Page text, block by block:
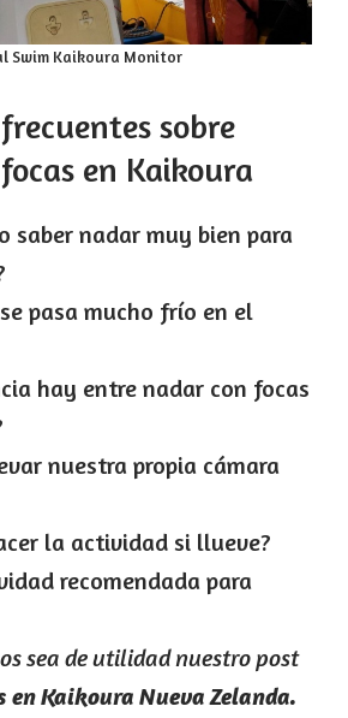
Swim Kaikoura Monitor
sobre
en Kaikoura
saber nadar muy bien para
pasa mucho frío en el
hay entre nadar con focas
nuestra propia cámara
la actividad si llueve?
recomendada para
sea de utilidad nuestro post
en Kaikoura Nueva Zelanda.